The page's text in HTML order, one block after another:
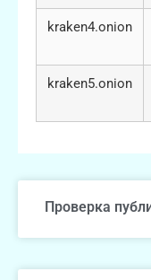
kraken4.onion
kraken5.onion
Проверка